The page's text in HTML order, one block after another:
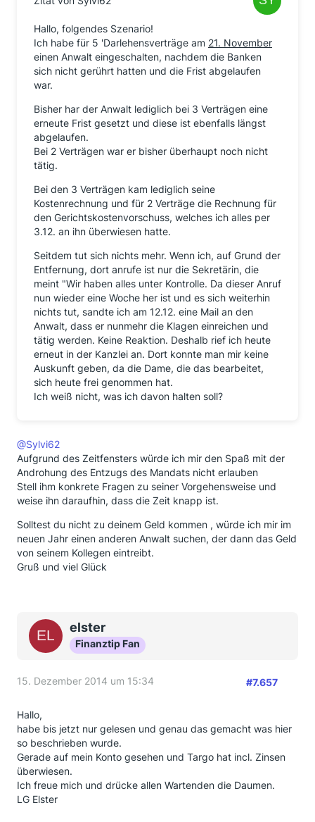
Hallo, folgendes Szenario!
Ich habe für 5 'Darlehensverträge am 21. November
einen Anwalt eingeschalten, nachdem die Banken
sich nicht gerührt hatten und die Frist abgelaufen
war.
Bisher har der Anwalt lediglich bei 3 Verträgen eine
erneute Frist gesetzt und diese ist ebenfalls längst
abgelaufen.
Bei 2 Verträgen war er bisher überhaupt noch nicht
tätig.
Bei den 3 Verträgen kam lediglich seine
Kostenrechnung und für 2 Verträge die Rechnung für
den Gerichtskostenvorschuss, welches ich alles per
3.12. an ihn überwiesen hatte.
Seitdem tut sich nichts mehr. Wenn ich, auf Grund der
Entfernung, dort anrufe ist nur die Sekretärin, die
meint "Wir haben alles unter Kontrolle. Da dieser Anruf
nun wieder eine Woche her ist und es sich weiterhin
nichts tut, sandte ich am 12.12. eine Mail an den
Anwalt, dass er nunmehr die Klagen einreichen und
tätig werden. Keine Reaktion. Deshalb rief ich heute
erneut in der Kanzlei an. Dort konnte man mir keine
Auskunft geben, da die Dame, die das bearbeitet,
sich heute frei genommen hat.
Ich weiß nicht, was ich davon halten soll?
@Sylvi62
Aufgrund des Zeitfensters würde ich mir den Spaß mit der
Androhung des Entzugs des Mandats nicht erlauben
Stell ihm konkrete Fragen zu seiner Vorgehensweise und
weise ihn daraufhin, dass die Zeit knapp ist.
Solltest du nicht zu deinem Geld kommen , würde ich mir im
neuen Jahr einen anderen Anwalt suchen, der dann das Geld
von seinem Kollegen eintreibt.
Gruß und viel Glück
elster
Finanztip Fan
15. Dezember 2014 um 15:34 #7.657
Hallo,
habe bis jetzt nur gelesen und genau das gemacht was hier
so beschrieben wurde.
Gerade auf mein Konto gesehen und Targo hat incl. Zinsen
überwiesen.
Ich freue mich und drücke allen Wartenden die Daumen.
LG Elster